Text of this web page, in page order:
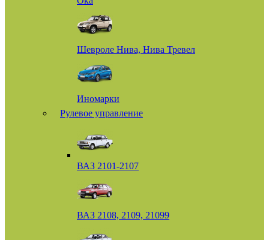
Шевроле Нива, Нива Тревел
Иномарки
Рулевое управление
ВАЗ 2101-2107
ВАЗ 2108, 2109, 21099